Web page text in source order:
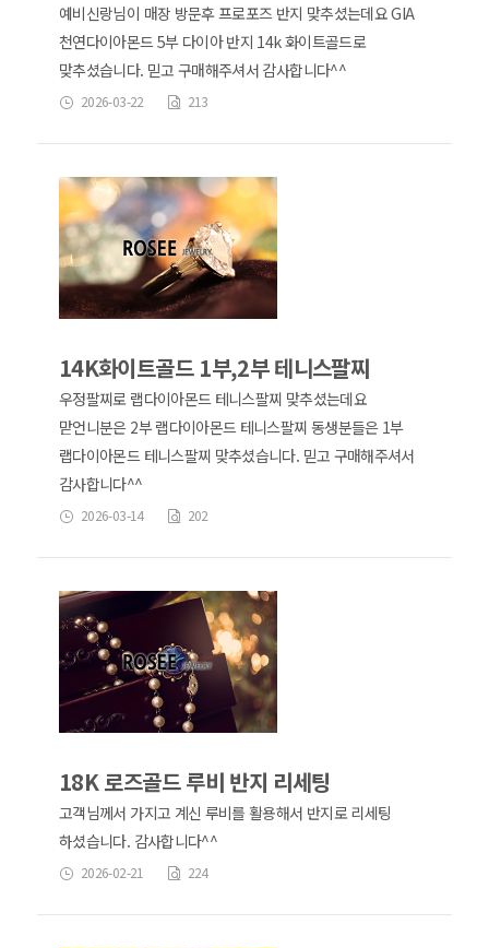
예비신랑님이 매장 방문후 프로포즈 반지 맞추셨는데요 GIA
천연다이아몬드 5부 다이아 반지 14k 화이트골드로
맞추셨습니다. 믿고 구매해주셔서 감사합니다^^
2026-03-22 213
14K화이트골드 1부,2부 테니스팔찌
우정팔찌로 랩다이아몬드 테니스팔찌 맞추셨는데요
맏언니분은 2부 랩다이아몬드 테니스팔찌 동생분들은 1부
랩다이아몬드 테니스팔찌 맞추셨습니다. 믿고 구매해주셔서
감사합니다^^
2026-03-14 202
18K 로즈골드 루비 반지 리세팅
고객님께서 가지고 계신 루비를 활용해서 반지로 리세팅
하셨습니다. 감사합니다^^
2026-02-21 224